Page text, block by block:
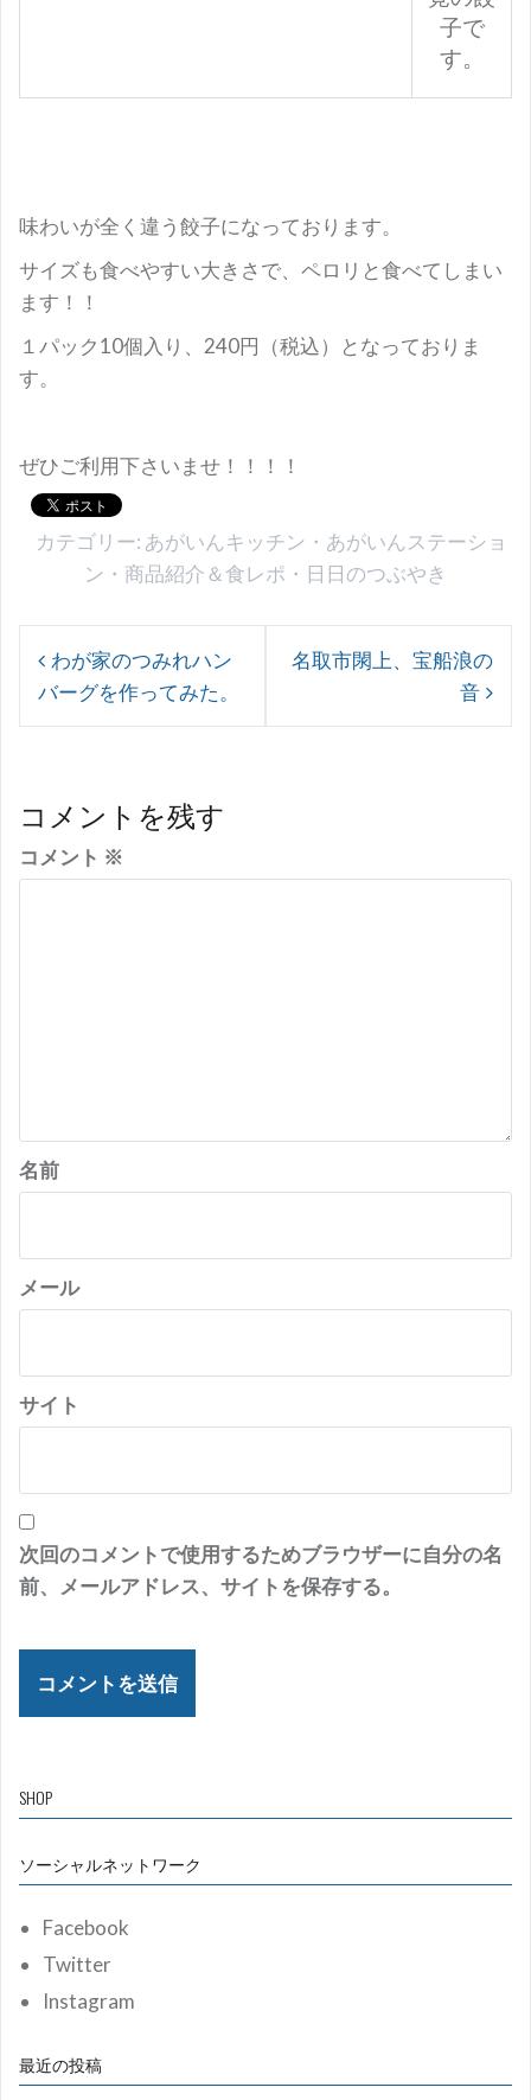
子で
す。
味わいが全く違う餃子になっております。
サイズも食べやすい大きさで、ペロリと食べてしまい
ます！！
１パック10個入り、240円（税込）となっておりま
す。
ぜひご利用下さいませ！！！！
カテゴリー: あがいんキッチン ・ あがいんステーショ
ン ・ 商品紹介＆食レポ ・ 日日のつぶやき
投
稿
ゲ
ー
シ
わが家のつみれハン
バーグを作ってみた。
名取市閖上、宝船浪の
音
コメントを残す
コメント ※
名前
メール
サイト
次回のコメントで使用するためブラウザーに自分の名
前、メールアドレス、サイトを保存する。
SHOP
ソーシャルネットワーク
Facebook
Twitter
Instagram
最近の投稿